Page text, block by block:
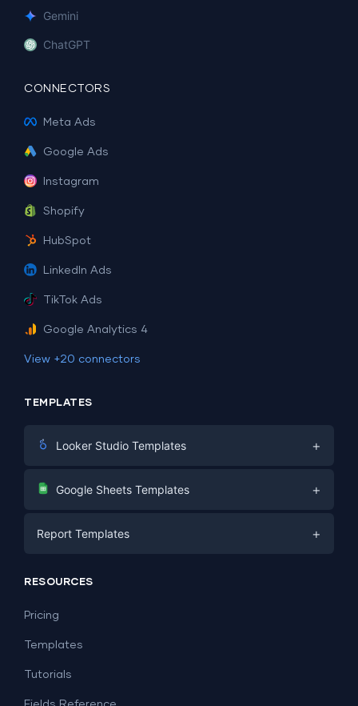
Gemini
ChatGPT
CONNECTORS
Meta Ads
Google Ads
Instagram
Shopify
HubSpot
LinkedIn Ads
TikTok Ads
Google Analytics 4
View +20 connectors
TEMPLATES
Looker Studio Templates +
Digital Marketing
PPC
SEO
Lead Generation
Facebook Ads
Google Sheets Templates +
Social Media
Report Templates +
Dashboard Examples
RESOURCES
Pricing
Templates
Tutorials